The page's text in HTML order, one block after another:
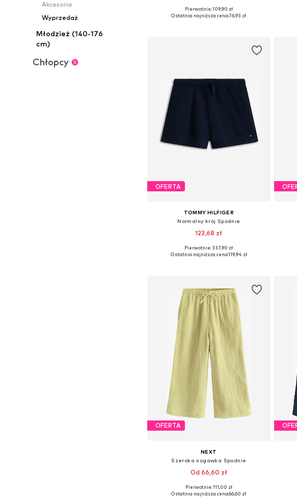
Akcesoria
Wyprzedaż
Młodzież (140-176
cm)
Chłopcy
Dostępne rozmiary: 104-110
Pierwotnie: 109,90 zł
Ostatnia najniższa cena:76,93 zł
OFERTA
TOMMY HILFIGER
Normalny krój Spodnie
123,68 zł
Dostępne rozmiary: 104, 116, 122
Pierwotnie: 337,90 zł
Ostatnia najniższa cena:119,94 zł
OFERTA
NEXT
Szeroka nogawka Spodnie
Od 66,60 zł
Dostępne rozmiary: 98, 152, 164, 166
Pierwotnie: 111,00 zł
Ostatnia najniższa cena:66,60 zł